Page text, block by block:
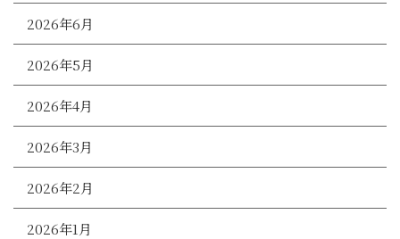
2026年6月
2026年5月
2026年4月
2026年3月
2026年2月
2026年1月